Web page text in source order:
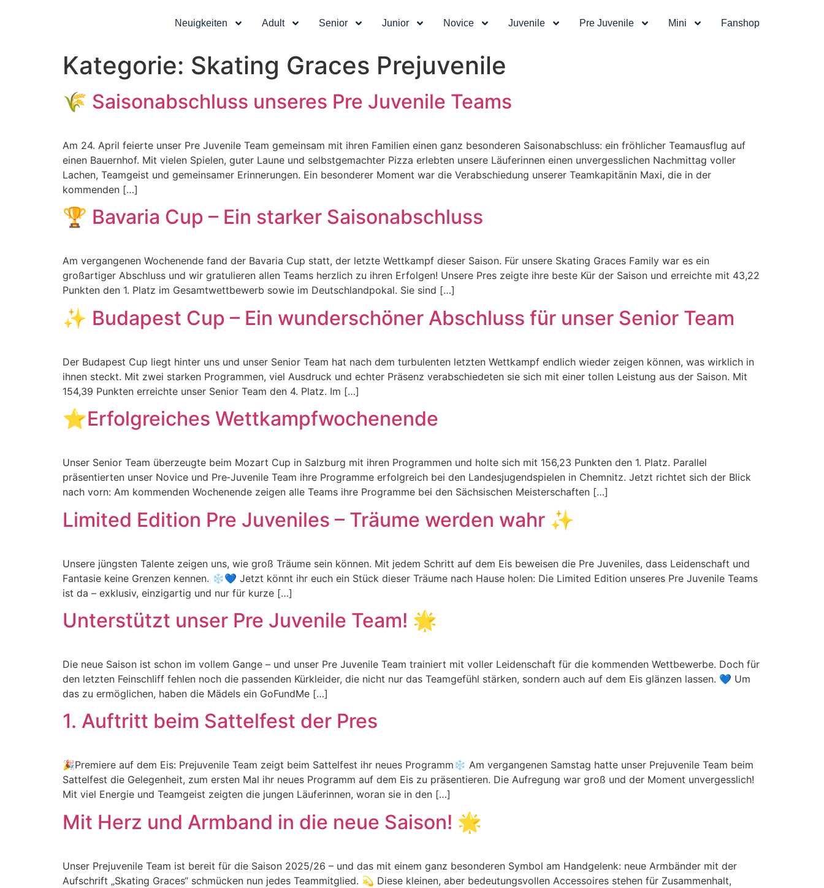
Neuigkeiten Adult Senior Junior Novice Juvenile Pre Juvenile Mini Fanshop
Kategorie: Skating Graces Prejuvenile
🌾 Saisonabschluss unseres Pre Juvenile Teams
Am 24. April feierte unser Pre Juvenile Team gemeinsam mit ihren Familien einen ganz besonderen Saisonabschluss: ein fröhlicher Teamausflug auf
einen Bauernhof. Mit vielen Spielen, guter Laune und selbstgemachter Pizza erlebten unsere Läuferinnen einen unvergesslichen Nachmittag voller
Lachen, Teamgeist und gemeinsamer Erinnerungen. Ein besonderer Moment war die Verabschiedung unserer Teamkapitänin Maxi, die in der
kommenden […]
🏆 Bavaria Cup – Ein starker Saisonabschluss
Am vergangenen Wochenende fand der Bavaria Cup statt, der letzte Wettkampf dieser Saison. Für unsere Skating Graces Family war es ein
großartiger Abschluss und wir gratulieren allen Teams herzlich zu ihren Erfolgen! Unsere Pres zeigte ihre beste Kür der Saison und erreichte mit 43,22
Punkten den 1. Platz im Gesamtwettbewerb sowie im Deutschlandpokal. Sie sind […]
✨ Budapest Cup – Ein wunderschöner Abschluss für unser Senior Team
Der Budapest Cup liegt hinter uns und unser Senior Team hat nach dem turbulenten letzten Wettkampf endlich wieder zeigen können, was wirklich in
ihnen steckt. Mit zwei starken Programmen, viel Ausdruck und echter Präsenz verabschiedeten sie sich mit einer tollen Leistung aus der Saison. Mit
154,39 Punkten erreichte unser Senior Team den 4. Platz. Im […]
⭐Erfolgreiches Wettkampfwochenende
Unser Senior Team überzeugte beim Mozart Cup in Salzburg mit ihren Programmen und holte sich mit 156,23 Punkten den 1. Platz. Parallel
präsentierten unser Novice und Pre‑Juvenile Team ihre Programme erfolgreich bei den Landesjugendspielen in Chemnitz. Jetzt richtet sich der Blick
nach vorn: Am kommenden Wochenende zeigen alle Teams ihre Programme bei den Sächsischen Meisterschaften […]
Limited Edition Pre Juveniles – Träume werden wahr ✨
Unsere jüngsten Talente zeigen uns, wie groß Träume sein können. Mit jedem Schritt auf dem Eis beweisen die Pre Juveniles, dass Leidenschaft und
Fantasie keine Grenzen kennen. ❄️💙 Jetzt könnt ihr euch ein Stück dieser Träume nach Hause holen: Die Limited Edition unseres Pre Juvenile Teams
ist da – exklusiv, einzigartig und nur für kurze […]
Unterstützt unser Pre Juvenile Team! 🌟
Die neue Saison ist schon im vollem Gange – und unser Pre Juvenile Team trainiert mit voller Leidenschaft für die kommenden Wettbewerbe. Doch für
den letzten Feinschliff fehlen noch die passenden Kürkleider, die nicht nur das Teamgefühl stärken, sondern auch auf dem Eis glänzen lassen. 💙 Um
das zu ermöglichen, haben die Mädels ein GoFundMe […]
1. Auftritt beim Sattelfest der Pres
🎉Premiere auf dem Eis: Prejuvenile Team zeigt beim Sattelfest ihr neues Programm❄️ Am vergangenen Samstag hatte unser Prejuvenile Team beim
Sattelfest die Gelegenheit, zum ersten Mal ihr neues Programm auf dem Eis zu präsentieren. Die Aufregung war groß und der Moment unvergesslich!
Mit viel Energie und Teamgeist zeigten die jungen Läuferinnen, woran sie in den […]
Mit Herz und Armband in die neue Saison! 🌟
Unser Prejuvenile Team ist bereit für die Saison 2025/26 – und das mit einem ganz besonderen Symbol am Handgelenk: neue Armbänder mit der
Aufschrift „Skating Graces“ schmücken nun jedes Teammitglied. 💫 Diese kleinen, aber bedeutungsvollen Accessoires stehen für Zusammenhalt,